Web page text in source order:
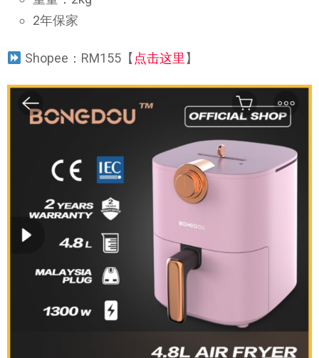
2年保家
Shopee：RM155【点击这里】